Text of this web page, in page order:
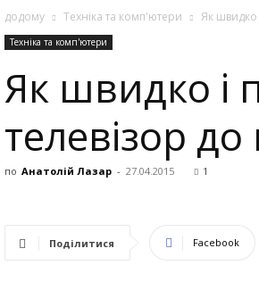
додому Техніка та комп'ютери Як швидко
Техніка та комп'ютери
Як швидко і
телевізор
по Анатолій Лазар - 27.04.2015 1
Поділитися Facebook